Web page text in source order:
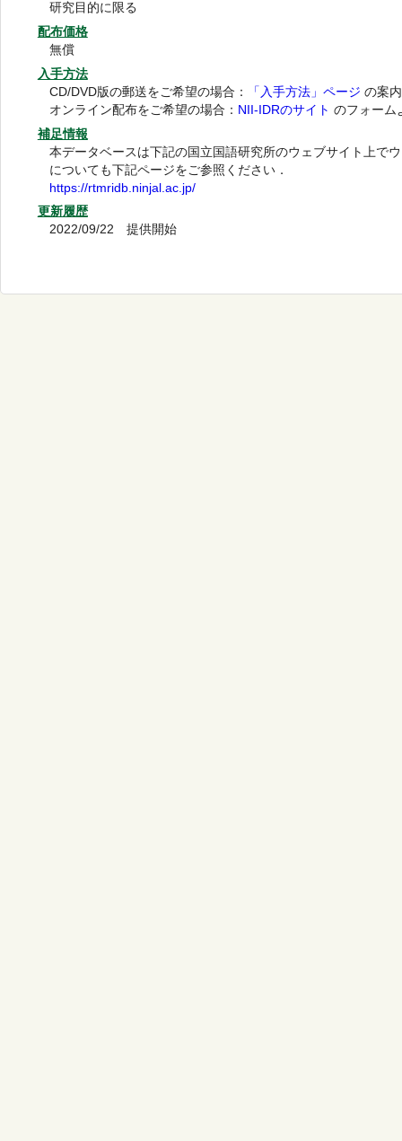
研究目的に限る
配布価格
無償
入手方法
CD/DVD版の郵送をご希望の場合：
「入手方法」ページ の案
オンライン配布をご希望の場合： NII-IDRのサイト のフォーム
補足情報
本データベースは下記の国立国語研究所のウェブサイト上で
についても下記ページをご参照ください．
https://rtmridb.ninjal.ac.jp/
更新履歴
2022/09/22 提供開始